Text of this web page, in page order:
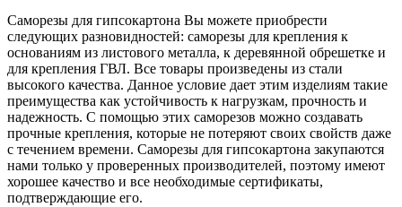
Саморезы для гипсокартона Вы можете приобрести
следующих разновидностей: саморезы для крепления к
основаниям из листового металла, к деревянной обрешетке и
для крепления ГВЛ. Все товары произведены из стали
высокого качества. Данное условие дает этим изделиям такие
преимущества как устойчивость к нагрузкам, прочность и
надежность. С помощью этих саморезов можно создавать
прочные крепления, которые не потеряют своих свойств даже
с течением времени. Саморезы для гипсокартона закупаются
нами только у проверенных производителей, поэтому имеют
хорошее качество и все необходимые сертификаты,
подтверждающие его.